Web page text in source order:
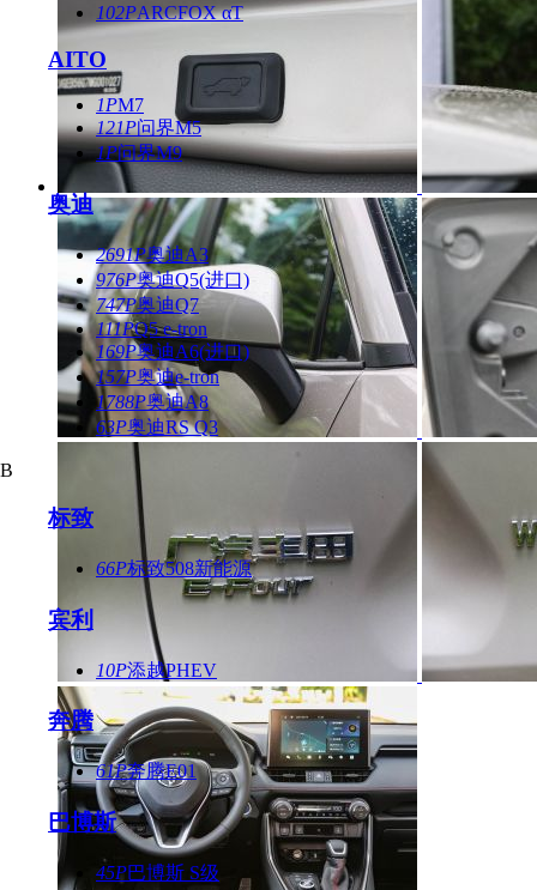
102PARCFOX αT
AITO
1PM7
121P问界M5
1P问界M9
奥迪
2691P奥迪A3
976P奥迪Q5(进口)
747P奥迪Q7
111PQ5 e-tron
169P奥迪A6(进口)
157P奥迪e-tron
1788P奥迪A8
63P奥迪RS Q3
B
标致
66P标致508新能源
宾利
10P添越PHEV
奔腾
61P奔腾E01
巴博斯
45P巴博斯 S级